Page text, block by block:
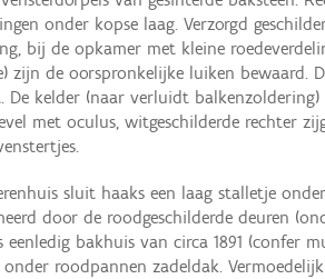
onder kopse laag. Verzorgd
bij de opkamer met kleine
zijn de oorspronkelijke luiken bewaard.
De kelder (naar verluidt
met oculus, witgeschilderde rechter
sluit haaks een laag stalletje
door de roodgeschilderde deuren
eenledig bakhuis van circa 1891 (confer
roodpannen zadeldak.